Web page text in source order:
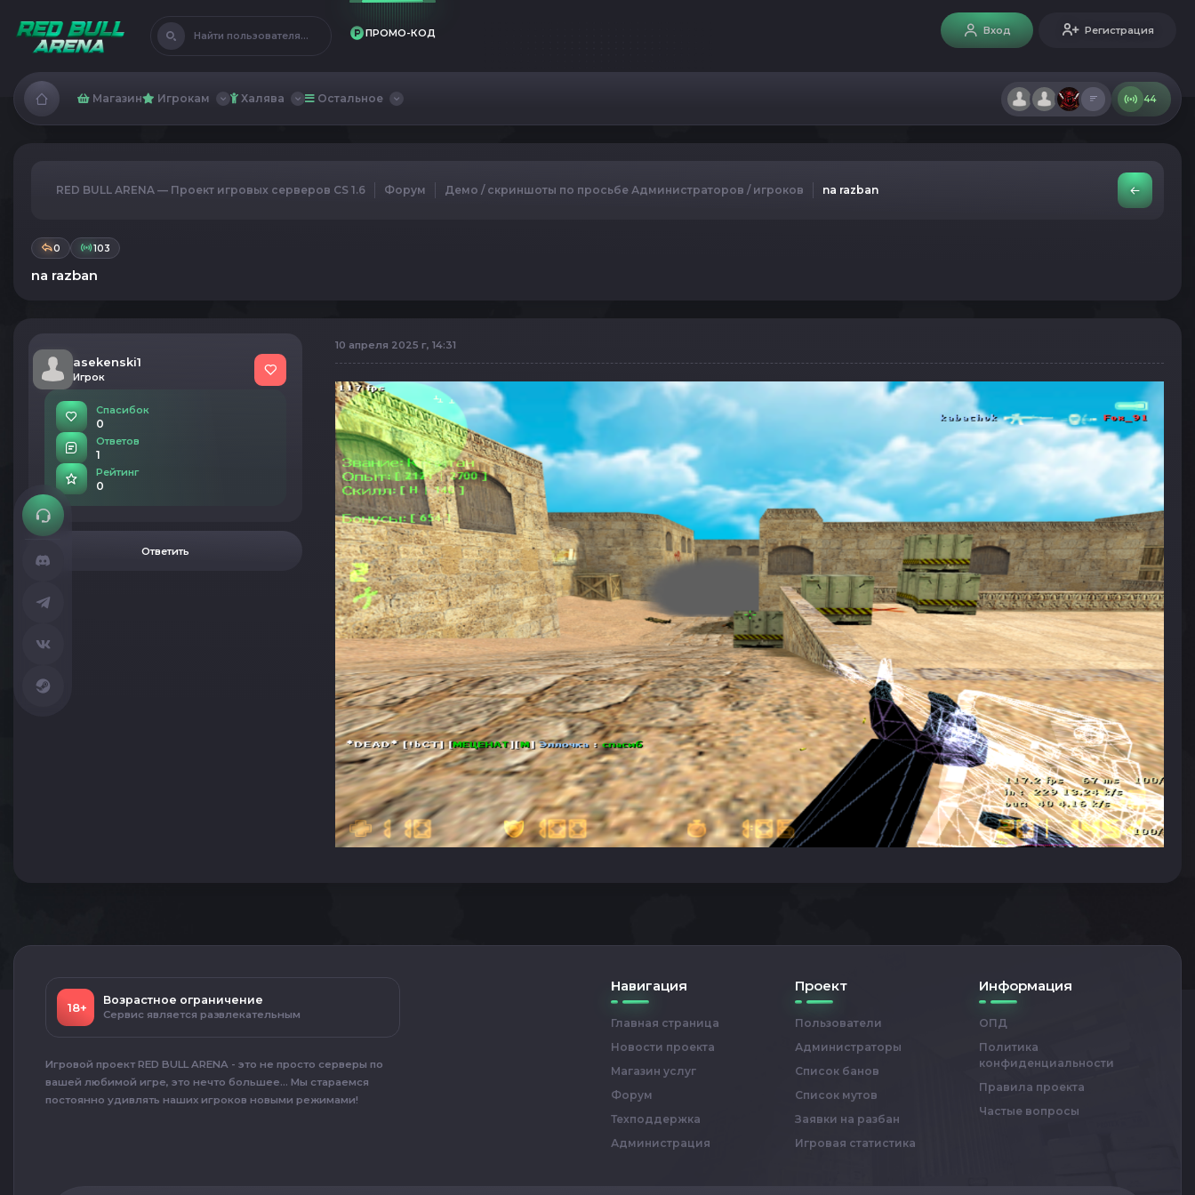
Найти пользователя... ПРОМО-КОД Вход Регистрация
Магазин Игрокам Халява Остальное 44
RED BULL ARENA — Проект игровых серверов CS 1.6 Форум Демо / скриншоты по просьбе Администраторов / игроков na razban
0 103
na razban
asekenski1
Игрок
Спасибок
0
Ответов
1
Рейтинг
0
Ответить
10 апреля 2025 г, 14:31
18+
Возрастное ограничение
Сервис является развлекательным
Игровой проект RED BULL ARENA - это не просто серверы по
вашей любимой игре, это нечто большее... Мы стараемся
постоянно удивлять наших игроков новыми режимами!
Навигация
Главная страница
Новости проекта
Магазин услуг
Форум
Техподдержка
Администрация
Проект
Пользователи
Администраторы
Список банов
Список мутов
Заявки на разбан
Игровая статистика
Информация
ОПД
Политика
конфиденциальности
Правила проекта
Частые вопросы